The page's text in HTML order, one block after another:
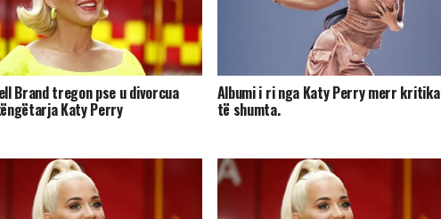
Brand tregon pse u divorcua
Katy Perry
Albumi i ri nga Katy Perry merr kritika
të shumta.